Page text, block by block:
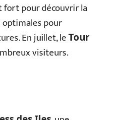
fort pour découvrir la
pour
En juillet, leTour
visiteurs.